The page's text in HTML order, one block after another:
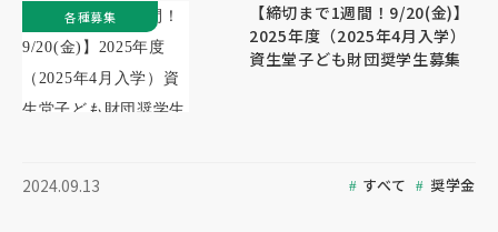
【締切まで1週間！9/20(金)】
2025年度（2025年4月入学）
資生堂子ども財団奨学生募集
2024.09.13 すべて 奨学金
各種募集